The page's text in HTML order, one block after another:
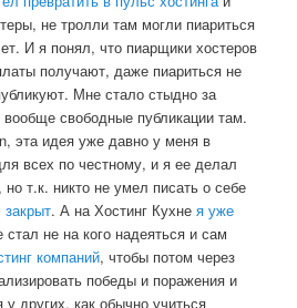
не тролли там могли пиариться
И я понял, что пиарщики хостеров
получают, даже пиариться не
Мне стало стыдно за
свободные публикации там.
эта идея уже давно у меня в
всех по честному, и я ее делал
т.к. никто не умел писать о себе
закрыт. А на Хостинг Кухнея уже
стал не на кого надеяться и сам
компаний, чтобы потом через
победы и поражения и
других, как обычно учиться